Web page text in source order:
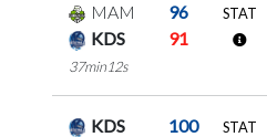
MAM
96
KDS
91
37min12s
STAT
KDS
100
STAT